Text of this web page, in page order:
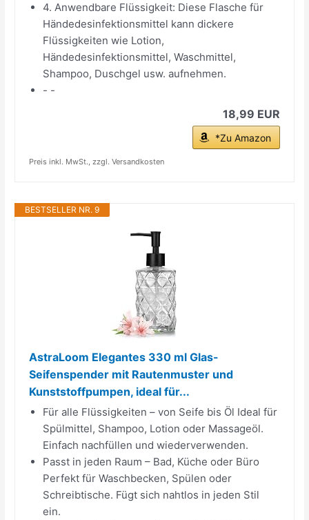
4. Anwendbare Flüssigkeit: Diese Flasche für
Händedesinfektionsmittel kann dickere
Flüssigkeiten wie Lotion,
Händedesinfektionsmittel, Waschmittel,
Shampoo, Duschgel usw. aufnehmen.
- -
18,99 EUR
*Zu Amazon
Preis inkl. MwSt., zzgl. Versandkosten
BESTSELLER NR. 9
AstraLoom Elegantes 330 ml Glas-
Seifenspender mit Rautenmuster und
Kunststoffpumpen, ideal für...
Für alle Flüssigkeiten – von Seife bis Öl Ideal für
Spülmittel, Shampoo, Lotion oder Massageöl.
Einfach nachfüllen und wiederverwenden.
Passt in jeden Raum – Bad, Küche oder Büro
Perfekt für Waschbecken, Spülen oder
Schreibtische. Fügt sich nahtlos in jeden Stil
ein.